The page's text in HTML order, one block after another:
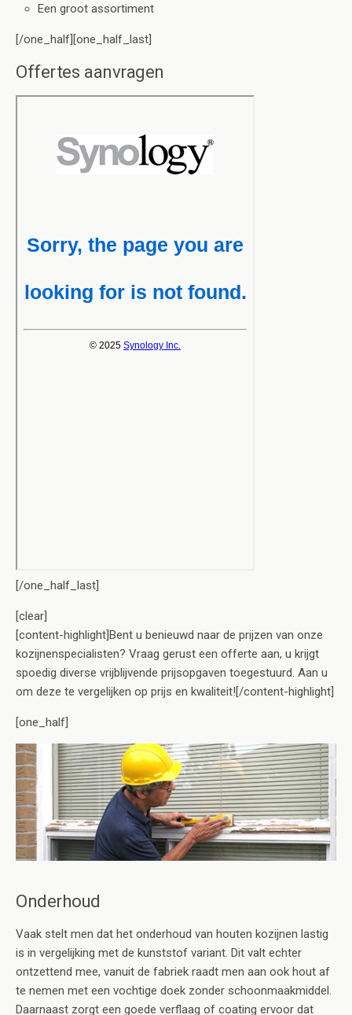
Een groot assortiment
[/one_half][one_half_last]
Offertes aanvragen
[/one_half_last]
[clear]
[content-highlight]Bent u benieuwd naar de prijzen van onze
kozijnenspecialisten? Vraag gerust een offerte aan, u krijgt
spoedig diverse vrijblijvende prijsopgaven toegestuurd. Aan u
om deze te vergelijken op prijs en kwaliteit![/content-highlight]
[one_half]
Onderhoud
Vaak stelt men dat het onderhoud van houten kozijnen lastig
is in vergelijking met de kunststof variant. Dit valt echter
ontzettend mee, vanuit de fabriek raadt men aan ook hout af
te nemen met een vochtige doek zonder schoonmaakmiddel.
Daarnaast zorgt een goede verflaag of coating ervoor dat